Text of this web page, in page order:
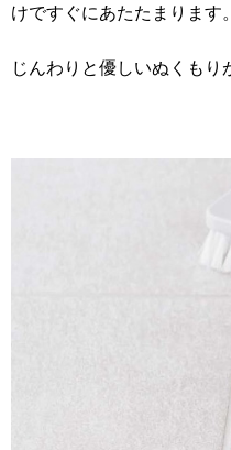
けですぐにあたたまります。
じんわりと優しいぬくもり